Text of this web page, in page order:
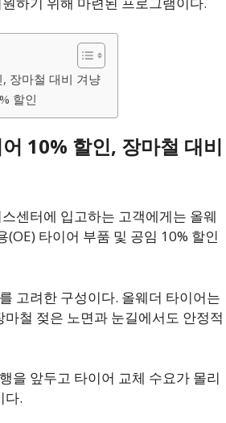
장마철 대비 겨냥
할인
10% 할인, 장마철 대비
센터에 입고하는 고객에게는 올웨
타이어 부품 및 공임 10% 할인
고려한 구성이다. 올웨더 타이어는
철 젖은 노면과 눈길에서도 안정적
을 앞두고 타이어 교체 수요가 몰리
다.